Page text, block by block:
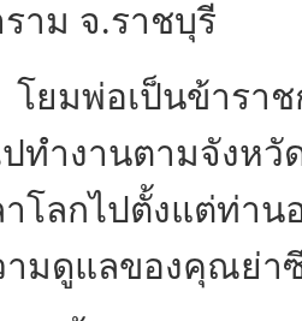
าม จ.ราชบุรี
พ่อเป็นข้าราชก
ทำงานตามจังหวั
โลกไปตั้งแต่ท่าน
มดูแลของคุณย่าซึ่